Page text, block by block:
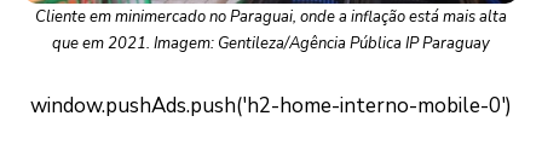
Cliente em minimercado no Paraguai, onde a inflação está mais alta
que em 2021. Imagem: Gentileza/Agência Pública IP Paraguay